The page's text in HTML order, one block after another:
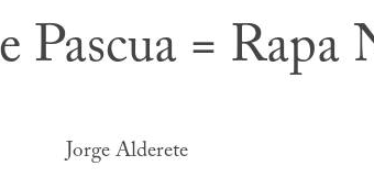
Pascua = Rapa
Jorge Alderete